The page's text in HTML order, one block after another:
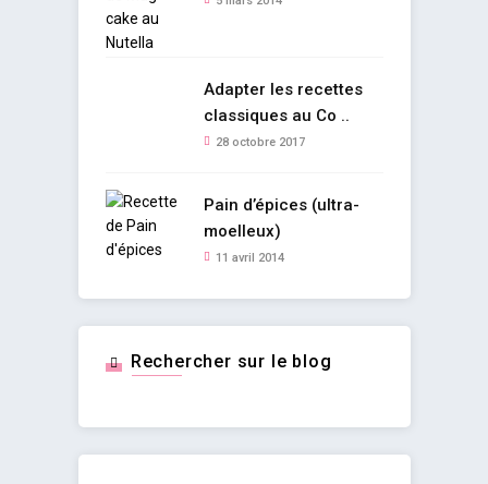
Adapter les recettes
classiques au Co ..
28 octobre 2017
Pain d’épices (ultra-
moelleux)
11 avril 2014
Rechercher sur le blog